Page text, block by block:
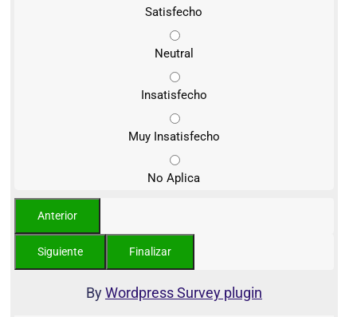
Satisfecho
Neutral
Insatisfecho
Muy Insatisfecho
No Aplica
ByWordpress Survey plugin